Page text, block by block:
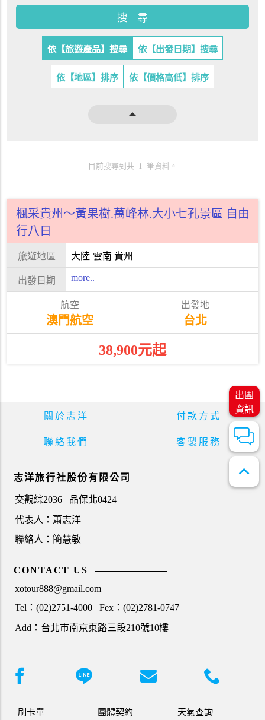
出團
資訊
expand_less
依【旅遊產品】搜尋 依【出發日期】搜尋
依【地區】排序 依【價格高低】排序
arrow_drop_up
目前搜尋到共 1 筆資料。
楓采貴州～黃果樹.萬峰林.大小七孔景區 自由
行八日
大陸 雲南 貴州
more..
澳門航空 台北
38,900元起
關於志洋 付款方式
聯絡我們 客製服務
志洋旅行社股份有限公司
交觀綜2036
品保北0424
代表人：蕭志洋
聯絡人：簡慧敏
CONTACT US
xotour888@gmail.com
Tel：(02)2751-4000
Fex：(02)2781-0747
Add：台北市南京東路三段210號10樓
刷卡單 團體契約 天氣查詢